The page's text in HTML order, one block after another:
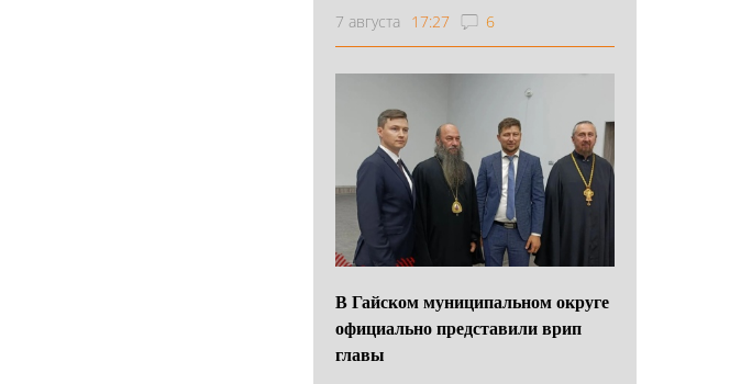
7 августа 17:27 6
В Гайском муниципальном округе
официально представили врип
главы